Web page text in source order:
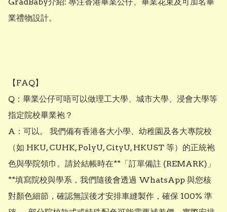
GradBaby介紹: 專注香港畢業公仔、畢業花束及可加名畢
業禮物設計。
【FAQ】
Q：畢業公仔可唔可以做理工大學、城市大學、浸會大學等
指定院校畢業袍？
A：可以。 我們備有香港各大小學、幼稚園及各大專院校
（如 HKU, CUHK, PolyU, CityU, HKUST 等）的正統袍
色與學院領巾。請於結帳時在**「訂單備註 (REMARK)」
**填寫院校與學系，我們隨後會透過 WhatsApp 與您核
對顏色細節，確認無誤後才安排車縫製作，確保 100% 準